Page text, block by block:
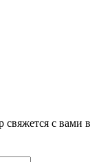
свяжется с вами в